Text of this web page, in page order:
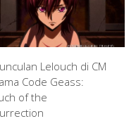
Lelouch di CM
Code Geass:
of the